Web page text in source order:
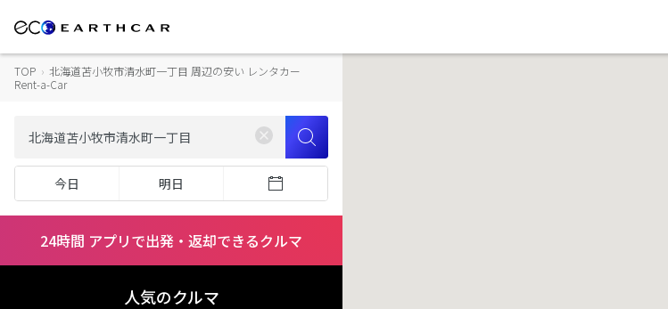
TOP › 北海道苫小牧市清水町一丁目 周辺の安い レンタカー
Rent-a-Car
今日 明日
24時間 アプリで出発・返却できるクルマ
人気のクルマ